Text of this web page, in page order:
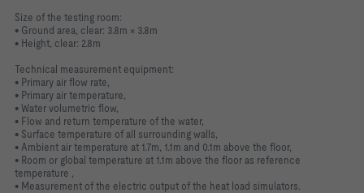
Size of the testing room:
• Ground area, clear: 3.8m × 3.8m
• Height, clear: 2.8m
Technical measurement equipment:
• Primary air flow rate,
• Primary air temperature,
• Water volumetric flow,
• Flow and return temperature of the water,
• Surface temperature of all surrounding walls,
• Ambient air temperature at 1.7m, 1.1m and 0.1m above the floor,
• Room or global temperature at 1.1m above the floor as reference
temperature ,
• Measurement of the electric output of the heat load simulators.